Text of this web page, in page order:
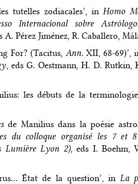
tutelles zodiacales’, inHomo
Internacional sobre
A. Pérez Jiménez, R. Caballero,
For? (Tacitus, Ann.XII, 68-69)’,
, eds G. Oestmann, H. D. Rutkin,
les débuts de la
de Manilius dans la poésie
du colloque organisé les 7 et
Lumière Lyon 2), eds I. Boehm,
État de la question’, inLa